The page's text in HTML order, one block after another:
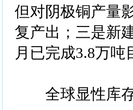
但对阴极铜产量
复产出；三是新
月已完成3.8万吨
全球显性库存